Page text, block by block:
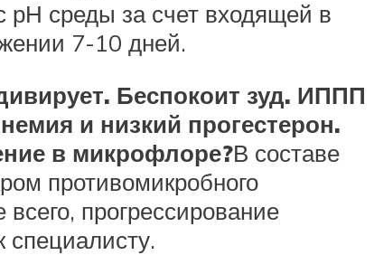
рН среды за счет входящей в
7-10 дней.
Беспокоит зуд. ИППП
и низкий прогестерон.
в микрофлоре?В составе
противомикробного
прогрессирование
специалисту.